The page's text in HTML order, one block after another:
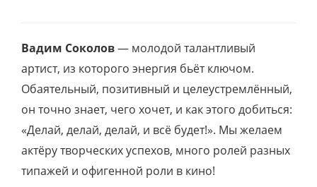
Вадим Соколов— молодой талантливый
артист, из которого энергия бьёт ключом.
Обаятельный, позитивный и целеустремлённый,
он точно знает, чего хочет, и как этого добиться:
«Делай, делай, делай, и всё будет!». Мы желаем
актёру творческих успехов, много ролей разных
типажей и офигенной роли в кино!